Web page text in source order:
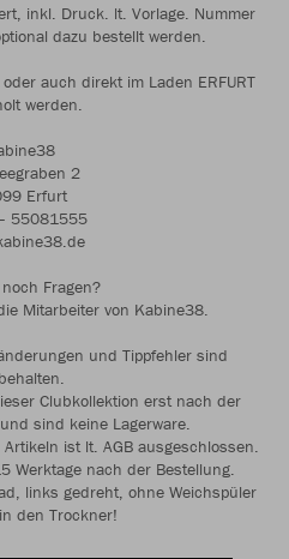
inkl. Druck. lt. Vorlage. Nummer
dazu bestellt werden.
auch direkt im Laden ERFURT
werden.
2
Erfurt
55081555
Fragen?
Mitarbeiter von Kabine38.
und Tippfehler sind
Clubkollektion erst nach der
sind keine Lagerware.
ist lt. AGB ausgeschlossen.
Werktage nach der Bestellung.
links gedreht, ohne Weichspüler
den Trockner!